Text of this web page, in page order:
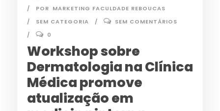
POR MARKETING FACULDADE REBOUCAS
SEM CATEGORIA
SEM COMENTÁRIOS
0
Workshop sobre
Dermatologia na Clínica
Médica promove
atualização em